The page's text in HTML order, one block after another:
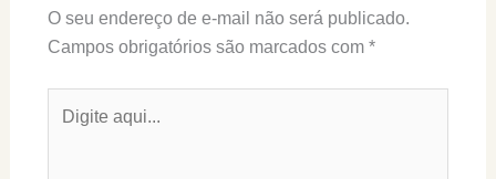
O seu endereço de e-mail não será publicado.
Campos obrigatórios são marcados com *
aqui...